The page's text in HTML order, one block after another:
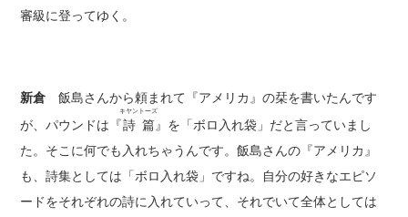
審級に登ってゆく。
新倉 飯島さんから頼まれて『アメリカ』の栞を書いたんです
が、パウンドは『詩篇
キヤントーズ
』を「ボロ入れ袋」だと言っていまし
た。そこに何でも入れちゃうんです。飯島さんの『アメリカ』
も、詩集としては「ボロ入れ袋」ですね。自分の好きなエピソ
ードをそれぞれの詩に入れていって、それでいて全体としては